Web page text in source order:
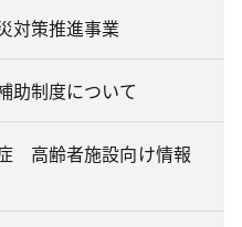
対策推進事業
助制度について
高齢者施設向け情報